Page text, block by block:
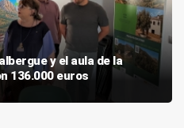
y el aula de la
136.000 euros